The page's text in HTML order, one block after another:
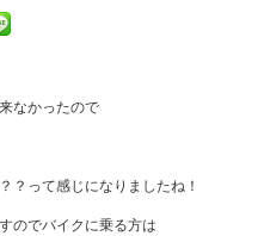
なかったので
？って感じになりましたね！
のでバイクに乗る方は